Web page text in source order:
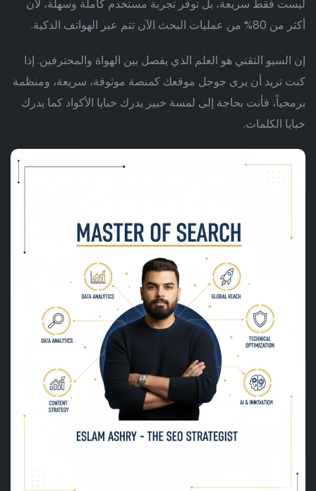
ليست فقط سريعة، بل توفر تجربة مستخدم كاملة وسهلة، لأن
أكثر من 80% من عمليات البحث الآن تتم عبر الهواتف الذكية.
إن السيو التقني هو العلم الذي يفصل بين الهواة والمحترفين. إذا
كنت تريد أن يرى جوجل موقعك كمنصة موثوقة، سريعة، ومنظمة
برمجياً، فأنت بحاجة إلى لمسة خبير يدرك خبايا الأكواد كما يدرك
خبايا الكلمات.